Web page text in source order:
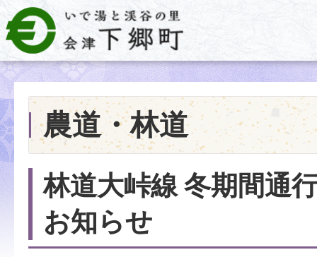
農道・林道
林道大峠線 冬期間通
お知らせ